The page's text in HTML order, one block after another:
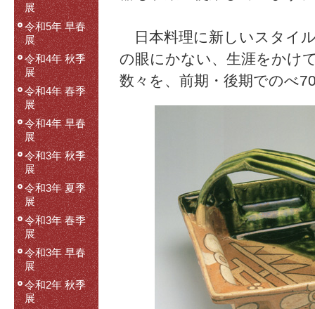
展
令和5年 早春
展
令和4年 秋季
展
令和4年 春季
展
令和4年 早春
展
令和3年 秋季
展
令和3年 夏季
展
令和3年 春季
展
令和3年 早春
展
令和2年 秋季
展
日本料理に新しいスタイ
の眼にかない、生涯をかけ
数々を、前期・後期でのべ